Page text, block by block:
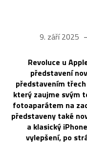
9. září 2025
Revoluce u
představení
představením třech
který zaujme svým
fotoaparátem na
představeny také
a klasický
vylepšení, po